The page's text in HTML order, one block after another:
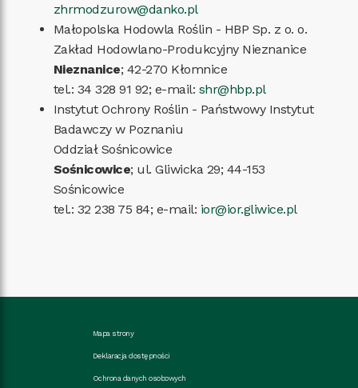
zhrmodzurow@danko.pl
Małopolska Hodowla Roślin - HBP Sp. z o. o.
Zakład Hodowlano-Produkcyjny Nieznanice
Nieznanice; 42-270 Kłomnice
tel.: 34 328 91 92; e-mail: shr@hbp.pl
Instytut Ochrony Roślin - Państwowy Instytut
Badawczy w Poznaniu
Oddział Sośnicowice
Sośnicowice; ul. Gliwicka 29; 44-153
Sośnicowice
tel.: 32 238 75 84; e-mail: ior@ior.gliwice.pl
Mapa strony
Deklaracja dostępności
Ochrona danych osobowych